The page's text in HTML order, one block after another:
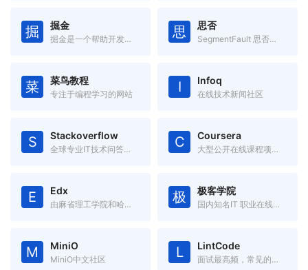
掘 掘金
掘金是一个帮助开发者成长的社区，是一个面向互联网技术人的内容分享平台。 思 思否
SegmentFault 思否是中国领先的开发者技术社区
菜 菜鸟教程
专注于编程学习的网站 I Infoq
在线技术新闻社区
S Stackoverflow
全球专业IT技术问答社区 C Coursera
大型公开在线课程项目，由美国斯坦福大学两名计算机科学教授创办。
E Edx
由麻省理工学院和哈佛大学联合创办的大规模开放在线课堂平台。 极 极客学院
国内知名IT 职业在线教育平台
M MiniO
MiniO中文社区 L LintCode
面试最高频，常见的编程题目